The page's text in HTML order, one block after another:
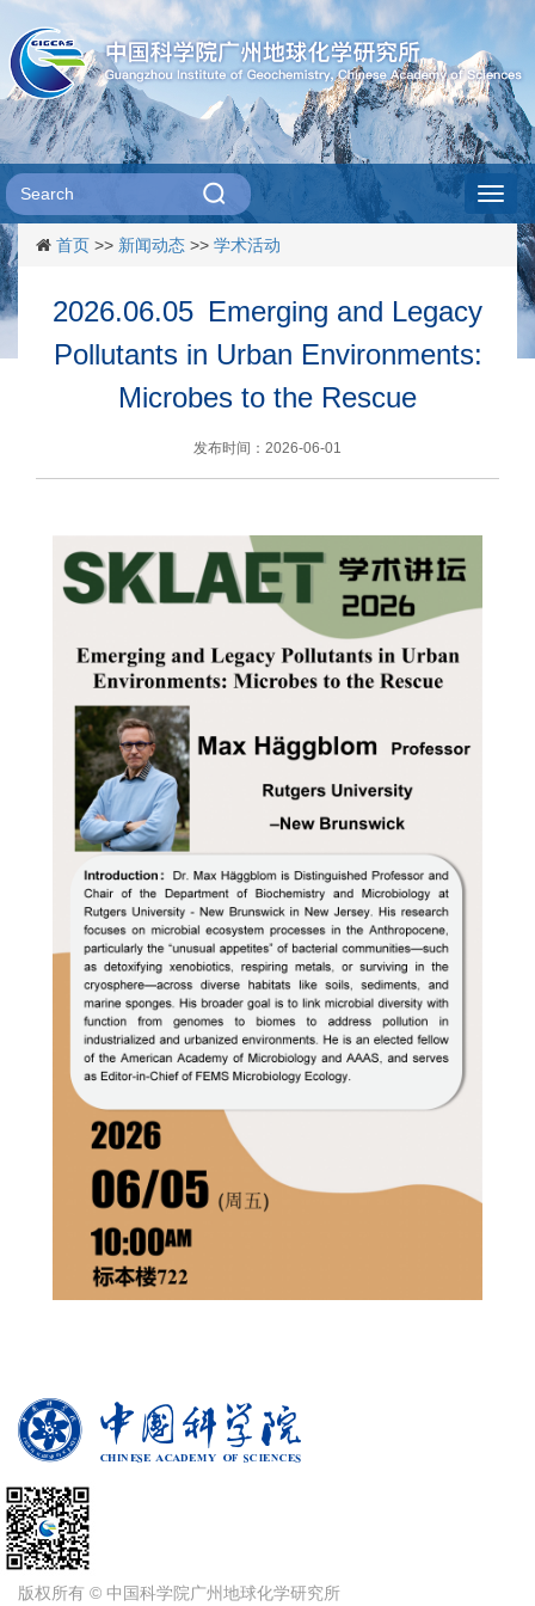
首页 >> 新闻动态 >> 学术活动
2026.06.05 Emerging and Legacy
Pollutants in Urban Environments:
Microbes to the Rescue
发布时间：2026-06-01
版权所有 © 中国科学院广州地球化学研究所